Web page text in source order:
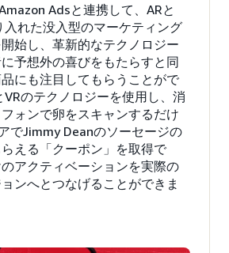
Adsと連携して、ARと
入れた没入型のマーケティング
始し、革新的なテクノロジー
予想外の喜びをもたらすと同
にも注目してもらうことがで
VRのテクノロジーを使用し、消
ォンで卵をスキャンするだけ
でJimmy Deanのソーセージの
える「クーポン」を取得で
アクティベーションを実際の
ンへとつなげることができま